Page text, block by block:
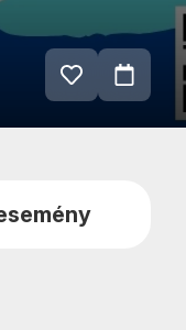
adom